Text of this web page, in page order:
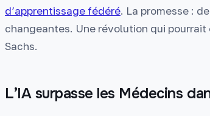
d’apprentissage fédéré. La promesse :
changeantes. Une révolution qui pourrait
Sachs.
L’IA surpasse les Médecins